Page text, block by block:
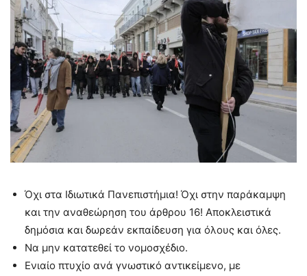
Όχι στα Ιδιωτικά Πανεπιστήμια! Όχι στην παράκαμψη
και την αναθεώρηση του άρθρου 16! Αποκλειστικά
δημόσια και δωρεάν εκπαίδευση για όλους και όλες.
Να μην κατατεθεί το νομοσχέδιο.
Ενιαίο πτυχίο ανά γνωστικό αντικείμενο, με